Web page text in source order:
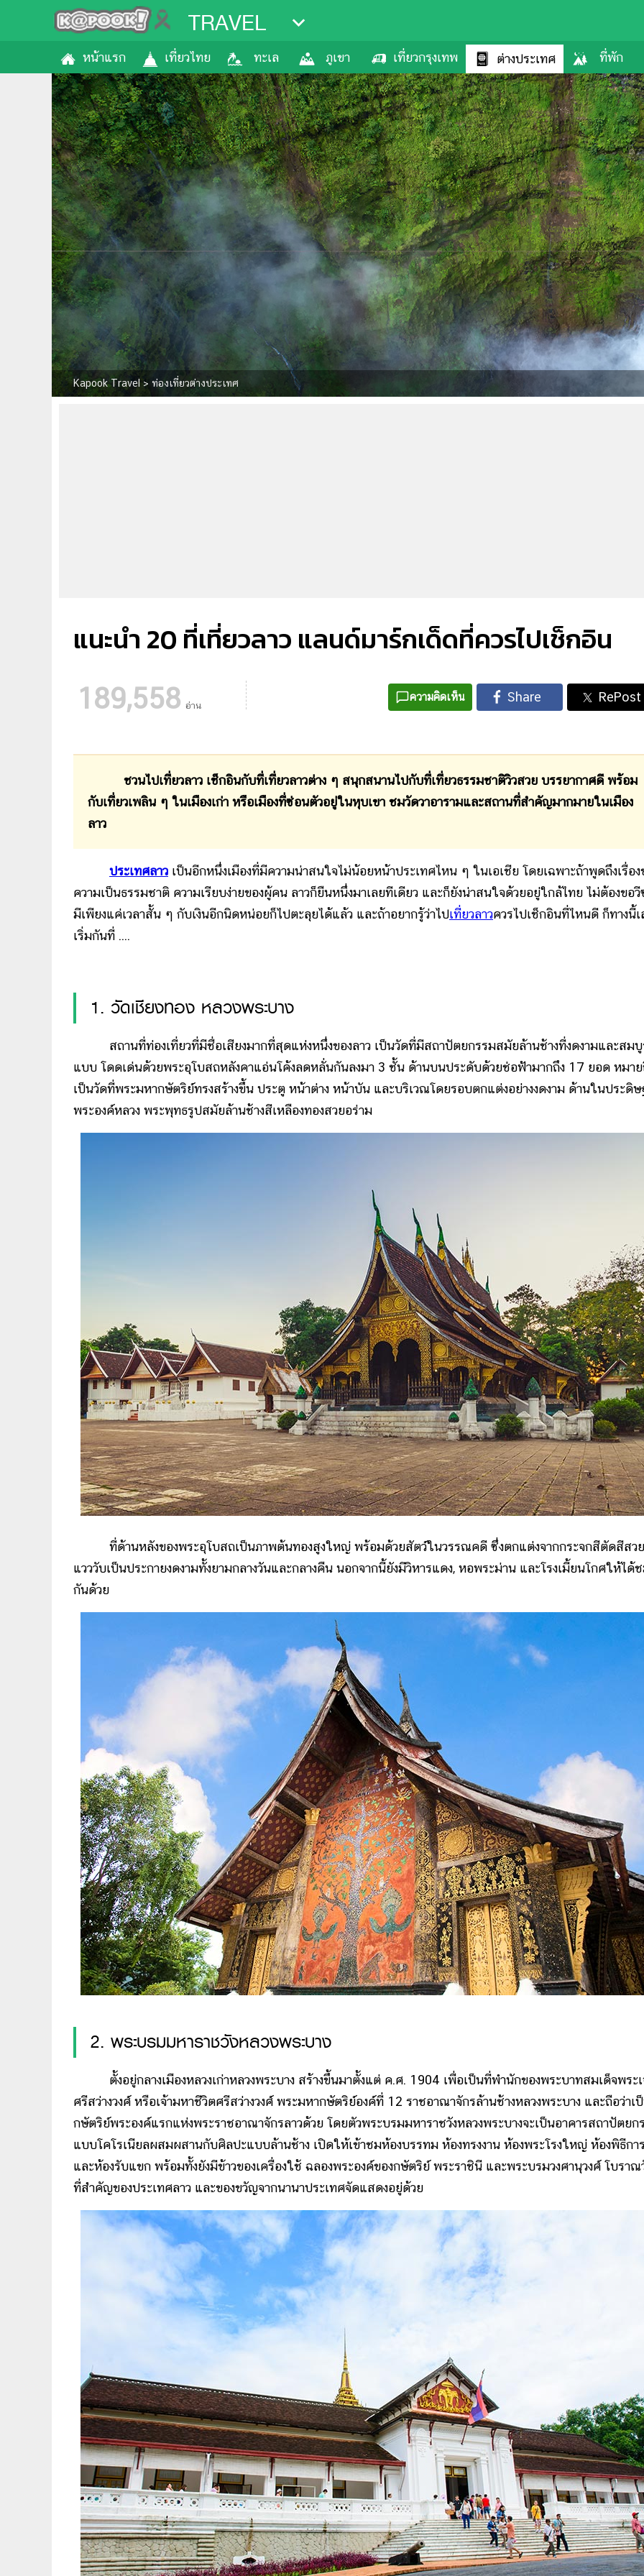
TRAVEL
หน้าแรก เที่ยวไทย ทะเล ภูเขา เที่ยวกรุงเทพ ต่างประเทศ ที่พัก
Kapook Travel > ท่องเที่ยวต่างประเทศ
แนะนำ 20 ที่เที่ยวลาว แลนด์มาร์กเด็ดที่ควรไปเช็กอิน
189,558 อ่าน
ความคิดเห็น
ชวนไปเที่ยวลาว เช็กอินกับที่เที่ยวลาวต่าง ๆ สนุกสนานไปกับที่เที่ยวธรรมชาติวิวสวย บรรยากาศดี พร้อม
กับเที่ยวเพลิน ๆ ในเมืองเก่า หรือเมืองที่ซ่อนตัวอยู่ในหุบเขา ชมวัดวาอารามและสถานที่สำคัญมากมายในเมือง
ลาว
ประเทศลาว เป็นอีกหนึ่งเมืองที่มีความน่าสนใจไม่น้อยหน้าประเทศไหน ๆ ในเอเชีย โดยเฉพาะถ้าพูดถึงเรื่อง
ความเป็นธรรมชาติ ความเรียบง่ายของผู้คน ลาวก็ยืนหนึ่งมาเลยทีเดียว และก็ยังน่าสนใจด้วยอยู่ใกล้ไทย ไม่ต้องขอวี
มีเพียงแค่เวลาสั้น ๆ กับเงินอีกนิดหน่อยก็ไปตะลุยได้แล้ว และถ้าอยากรู้ว่าไปเที่ยวลาวควรไปเช็กอินที่ไหนดี ก็ทางนี้เ
เริ่มกันที่ ....
1. วัดเชียงทอง หลวงพระบาง
สถานที่ท่องเที่ยวที่มีชื่อเสียงมากที่สุดแห่งหนึ่งของลาว เป็นวัดที่มีสถาปัตยกรรมสมัยล้านช้างที่งดงามและสม
แบบ โดดเด่นด้วยพระอุโบสถหลังคาแอ่นโค้งลดหลั่นกันลงมา 3 ชั้น ด้านบนประดับด้วยช่อฟ้ามากถึง 17 ยอด หมาย
เป็นวัดที่พระมหากษัตริย์ทรงสร้างขึ้น ประตู หน้าต่าง หน้าบัน และบริเวณโดยรอบตกแต่งอย่างงดงาม ด้านในประดิษ
พระองค์หลวง พระพุทธรูปสมัยล้านช้างสีเหลืองทองสวยอร่าม
ที่ด้านหลังของพระอุโบสถเป็นภาพต้นทองสูงใหญ่ พร้อมด้วยสัตว์ในวรรณคดี ซึ่งตกแต่งจากกระจกสีตัดสีสวย
แวววับเป็นประกายงดงามทั้งยามกลางวันและกลางคืน นอกจากนี้ยังมีวิหารแดง, หอพระม่าน และโรงเมี้ยนโกศให้ได้
กันด้วย
2. พระบรมมหาราชวังหลวงพระบาง
ตั้งอยู่กลางเมืองหลวงเก่าหลวงพระบาง สร้างขึ้นมาตั้งแต่ ค.ศ. 1904 เพื่อเป็นที่พำนักของพระบาทสมเด็จพระเ
ศรีสว่างวงศ์ หรือเจ้ามหาชีวิตศรีสว่างวงศ์ พระมหากษัตริย์องค์ที่ 12 ราชอาณาจักรล้านช้างหลวงพระบาง และถือว่าเ
กษัตริย์พระองค์แรกแห่งพระราชอาณาจักรลาวด้วย โดยตัวพระบรมมหาราชวังหลวงพระบางจะเป็นอาคารสถาปัตยก
แบบโคโรเนียลผสมผสานกับศิลปะแบบล้านช้าง เปิดให้เข้าชมห้องบรรทม ห้องทรงงาน ห้องพระโรงใหญ่ ห้องพิธีกา
และห้องรับแขก พร้อมทั้งยังมีข้าวของเครื่องใช้ ฉลองพระองค์ของกษัตริย์ พระราชินี และพระบรมวงศานุวงศ์ โบรา
ที่สำคัญของประเทศลาว และของขวัญจากนานาประเทศจัดแสดงอยู่ด้วย